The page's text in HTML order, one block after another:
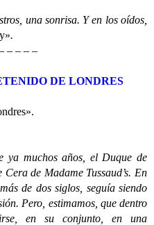
una sonrisa. Y en los oídos,
.
– – – –
DE LONDRES
años, el Duque de
de Madame Tussaud’s. En
de dos siglos, seguía siendo
Pero, estimamos, que dentro
en su conjunto, en una